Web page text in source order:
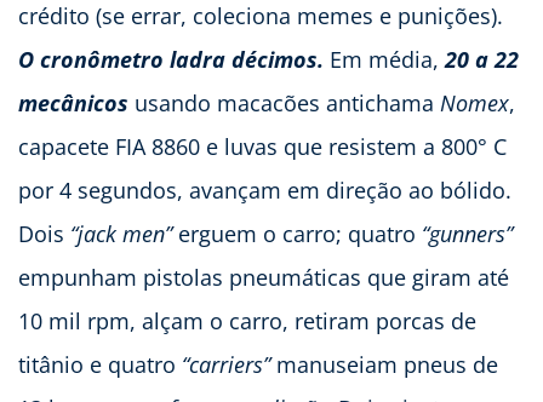
crédito (se errar, coleciona memes e punições).
O cronômetro ladra décimos. Em média,20 a 22
mecânicos usando macacões antichama Nomex,
capacete FIA 8860 e luvas que resistem a 800° C
por 4 segundos, avançam em direção ao bólido.
Dois “jack men”erguem o carro; quatro “gunners”
empunham pistolas pneumáticas que giram até
10 mil rpm, alçam o carro, retiram porcas de
titânio e quatro “carriers”manuseiam pneus de